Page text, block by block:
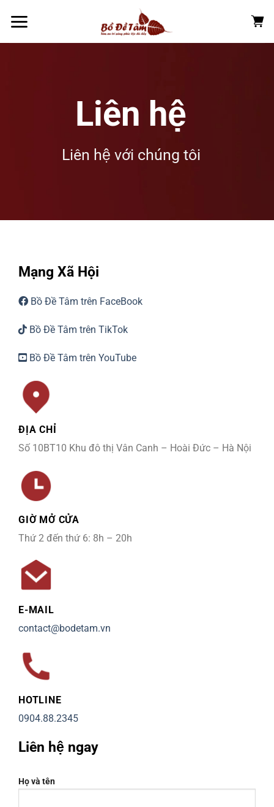
đến
Liên hệ
Liên hệ với chúng tôi
Mạng Xã Hội
Bồ Đề Tâm trên FaceBook
Bồ Đề Tâm trên TikTok
Bồ Đề Tâm trên YouTube
ĐỊA CHỈ
Số 10BT10 Khu đô thị Vân Canh – Hoài Đức – Hà Nội
GIỜ MỞ CỬA
Thứ 2 đến thứ 6: 8h – 20h
E-MAIL
contact@bodetam.vn
HOTLINE
0904.88.2345
Liên hệ ngay
Họ và tên